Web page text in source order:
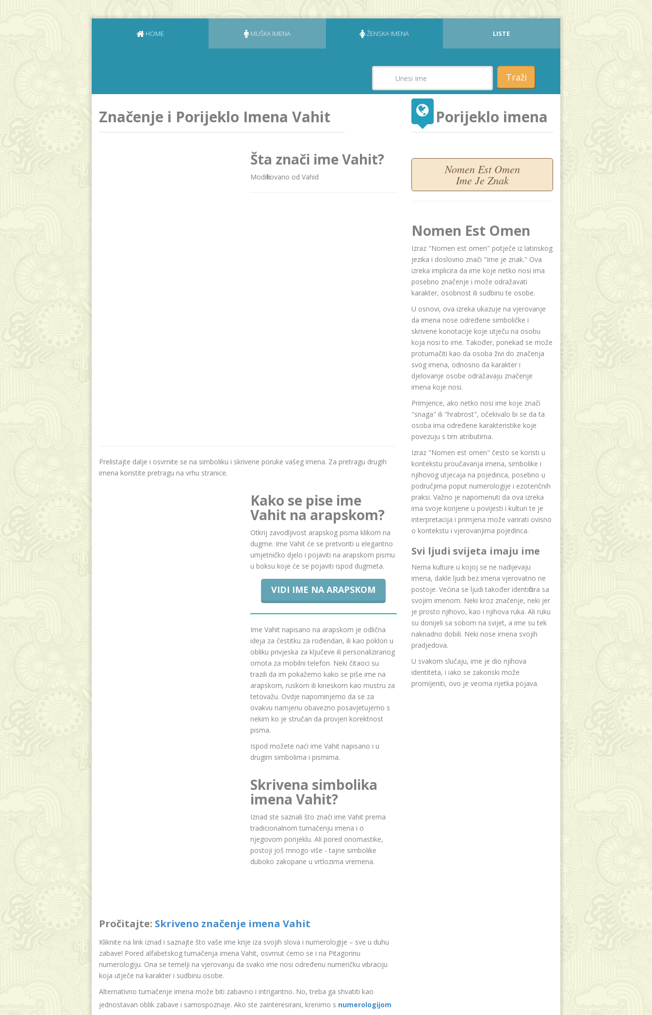
HOME MUŠKA IMENA ŽENSKA IMENA LISTE
Traži
Značenje i Porijeklo Imena Vahit
Šta znači ime Vahit?
Modifikovano od Vahid
Prelistajte dalje i osvrnite se na simboliku i skrivene poruke vašeg imena. Za pretragu drugih
imena koristite pretragu na vrhu stranice.
Kako se pise ime
Vahit na arapskom?
Otkrij zavodljivost arapskog pisma klikom na
dugme. Ime Vahit će se pretvoriti u elegantno
umjetničko djelo i pojaviti na arapskom pismu
u boksu koje će se pojaviti ispod dugmeta.
VIDI IME NA ARAPSKOM
Ime Vahit napisano na arapskom je odlična
ideja za čestitku za rođendan, ili kao poklon u
obliku privjeska za ključeve ili personaliziranog
omota za mobilni telefon. Neki čitaoci su
trazili da im pokažemo kako se piše ime na
arapskom, ruskom ili kineskom kao mustru za
tetovažu. Ovdje napominjemo da se za
ovakvu namjenu obavezno posavjetujemo s
nekim ko je stručan da provjeri korektnost
pisma.
Ispod možete naći ime Vahit napisano i u
drugim simbolima i pismima.
Skrivena simbolika
imena Vahit?
Iznad ste saznali što znači ime Vahit prema
tradicionalnom tumačenju imena i o
njegovom porijeklu. Ali pored onomastike,
postoji još mnogo više - tajne simbolike
duboko zakopane u vrtlozima vremena.
Pročitajte: Skriveno značenje imena Vahit
Kliknite na link iznad i saznajte što vaše ime krije iza svojih slova i numerologije – sve u duhu
zabave! Pored alfabetskog tumačenja imena Vahit, osvrnut ćemo se i na Pitagorinu
numerologiju. Ona se temelji na vjerovanju da svako ime nosi određenu numeričku vibraciju
koja utječe na karakter i sudbinu osobe.
Alternativno tumačenje imena može biti zabavno i intrigantno. No, treba ga shvatiti kao
jednostavan oblik zabave i samospoznaje. Ako ste zainteresirani, krenimo s numerologijom
Porijeklo imena
Nomen Est Omen
Ime Je Znak
Nomen Est Omen
Izraz "Nomen est omen" potječe iz latinskog
jezika i doslovno znači "Ime je znak." Ova
izreka implicira da ime koje netko nosi ima
posebno značenje i može odražavati
karakter, osobnost ili sudbinu te osobe.
U osnovi, ova izreka ukazuje na vjerovanje
da imena nose određene simboličke i
skrivene konotacije koje utječu na osobu
koja nosi to ime. Također, ponekad se može
protumačiti kao da osoba živi do značenja
svog imena, odnosno da karakter i
djelovanje osobe odražavaju značenje
imena koje nosi.
Primjerice, ako netko nosi ime koje znači
"snaga" ili "hrabrost", očekivalo bi se da ta
osoba ima određene karakteristike koje
povezuju s tim atributima.
Izraz "Nomen est omen" često se koristi u
kontekstu proučavanja imena, simbolike i
njihovog utjecaja na pojedinca, posebno u
područjima poput numerologije i ezoteričnih
praksi. Važno je napomenuti da ova izreka
ima svoje korijene u povijesti i kulturi te je
interpretacija i primjena može varirati ovisno
o kontekstu i vjerovanjima pojedinca.
Svi ljudi svijeta imaju ime
Nema kulture u kojoj se ne nadijevaju
imena, dakle ljudi bez imena vjerovatno ne
postoje. Većina se ljudi također identificira sa
svojim imenom. Neki kroz značenje, neki jer
je prosto njihovo, kao i njihova ruka. Ali ruku
su donijeli sa sobom na svijet, a ime su tek
naknadno dobili. Neki nose imena svojih
pradjedova.
U svakom slučaju, ime je dio njihova
identiteta, i iako se zakonski može
promijeniti, ovo je veoma rijetka pojava.